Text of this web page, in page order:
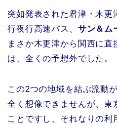
突如発表された君津・木更
行夜行高速バス、 サン＆ム
まさか木更津から関西に直
は、全くの予想外でした。
この2つの地域を結ぶ流動
全く想像できませんが、東
ことですし、それなりの